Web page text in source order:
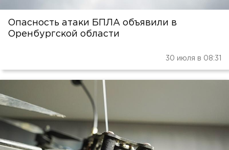
Опасность атаки БПЛА объявили в
Оренбургской области
30 июля в 08:31